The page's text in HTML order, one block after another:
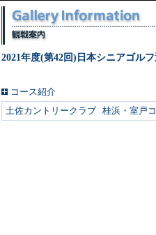
2021年度(第42回)日本シニアゴル
コース紹介
土佐カントリークラブ 桂浜・室戸